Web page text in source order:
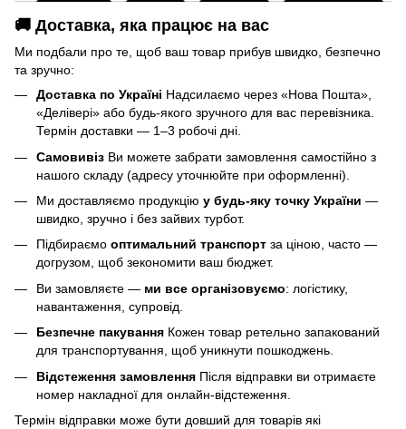
🚚 Доставка, яка працює на вас
Ми подбали про те, щоб ваш товар прибув швидко, безпечно
та зручно:
Доставка по Україні Надсилаємо через «Нова Пошта»,
«Делівері» або будь-якого зручного для вас перевізника.
Термін доставки — 1–3 робочі дні.
Самовивіз Ви можете забрати замовлення самостійно з
нашого складу (адресу уточнюйте при оформленні).
Ми доставляємо продукцію у будь-яку точку України —
швидко, зручно і без зайвих турбот.
Підбираємо оптимальний транспорт за ціною, часто —
догрузом, щоб зекономити ваш бюджет.
Ви замовляєте — ми все організовуємо: логістику,
навантаження, супровід.
Безпечне пакування Кожен товар ретельно запакований
для транспортування, щоб уникнути пошкоджень.
Відстеження замовлення Після відправки ви отримаєте
номер накладної для онлайн-відстеження.
Термін відправки може бути довший для товарів які